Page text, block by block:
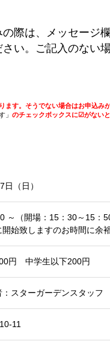
の際は、メッセージ
い。 ご記入のない
ます。そうでない場合はお申込み
」 のチェックボックスに☑がない
日（日）
～（開場：15：30～15：
開始致しますのお時間に余
円 中学生以下200円
：スターガーデンスタッフ
11